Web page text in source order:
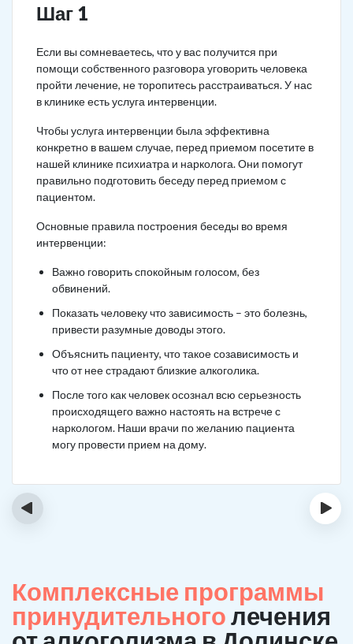
Шаг 1
Если вы сомневаетесь, что у вас получится при
помощи собственного разговора уговорить человека
пройти лечение, не торопитесь расстраиваться. У нас
в клинике есть услуга интервенции.
Чтобы услуга интервенции была эффективна
конкретно в вашем случае, перед приемом посетите в
нашей клинике психиатра и нарколога. Они помогут
правильно подготовить беседу перед приемом с
пациентом.
Основные правила построения беседы во время
интервенции:
Важно говорить спокойным голосом, без
обвинений.
Показать человеку что зависимость – это болезнь,
привести разумные доводы этого.
Объяснить пациенту, что такое созависимость и
что от нее страдают близкие алкоголика.
После того как человек осознал всю серьезность
происходящего важно настоять на встрече с
наркологом. Наши врачи по желанию пациента
могу провести прием на дому.
‹ ›
Комплексные программы
принудительноголечения